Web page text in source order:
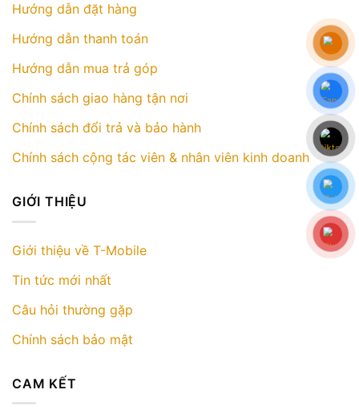
Hướng dẫn đặt hàng
Hướng dẫn thanh toán
Hướng dẫn mua trả góp
Chính sách giao hàng tận nơi
Chính sách đổi trả và bảo hành
Chính sách cộng tác viên & nhân viên kinh doanh
GIỚI THIỆU
Giới thiệu về T-Mobile
Tin tức mới nhất
Câu hỏi thường gặp
Chính sách bảo mật
CAM KẾT